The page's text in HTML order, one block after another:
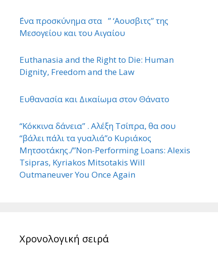
΄Ενα προσκύνημα στα ” ‘Αουσβιτς” της
Μεσογείου και του Αιγαίου
Euthanasia and the Right to Die: Human
Dignity, Freedom and the Law
Ευθανασία και Δικαίωμα στον Θάνατο
“Κόκκινα δάνεια” . Αλέξη Τσίπρα, θα σου
“βάλει πάλι τα γυαλιά”ο Κυριάκος
Μητσοτάκης./”Non-Performing Loans: Alexis
Tsipras, Kyriakos Mitsotakis Will
Outmaneuver You Once Again
Χρονολογική σειρά